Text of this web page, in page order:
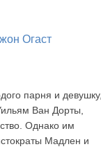
Огаст
парня и девушку,
Ван Дорты,
Однако им
Мадлен и